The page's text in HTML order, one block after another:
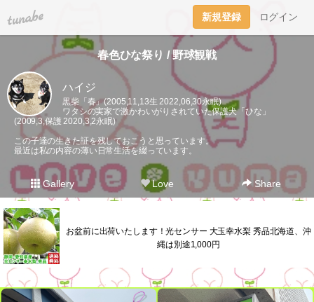
tuna.be 新規登録 ログイン
春色ひな祭り / 野球観戦
ハイジ
黒柴「春」(2005,11,13生 2022,06,30永眠)
ワタシの実家で激かわいがりされていた保護犬「ひな」
(2009,3,保護 2020,3,2永眠)
この子達の生きた証を残しておこうと思っています。
最近は私の内容の薄い日常生活を綴っています。
Gallery Love Share
お盆前に出荷いたします！光センサー 大玉幸水梨 秀品北海道、沖
縄は別途1,000円